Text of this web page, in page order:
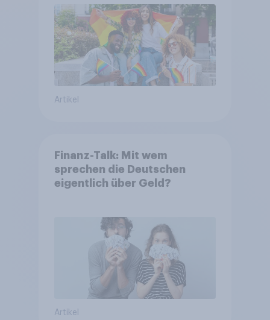
Artikel
Finanz-Talk: Mit wem
sprechen die Deutschen
eigentlich über Geld?
Artikel